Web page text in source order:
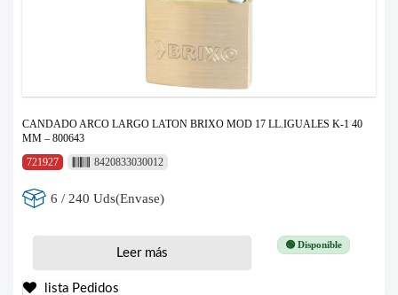
CANDADO ARCO LARGO LATON BRIXO MOD 17 LL.IGUALES K-1 40
MM – 800643
721927
8420833030012
6 / 240 Uds(Envase)
🟢 Disponible
Leer más
lista Pedidos